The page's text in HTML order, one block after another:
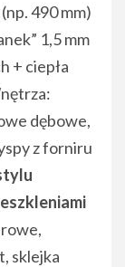
490 mm)
1,5 mm
+ ciepła
dębowe,
z forniru
sklejka